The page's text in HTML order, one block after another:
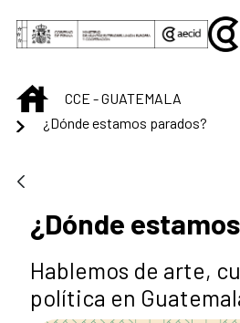
Saltar al contenido principal
INICIOCCE - GUATEMALA
¿Dónde estamos parados?
¿Dónde
Hablemos de arte,
política en